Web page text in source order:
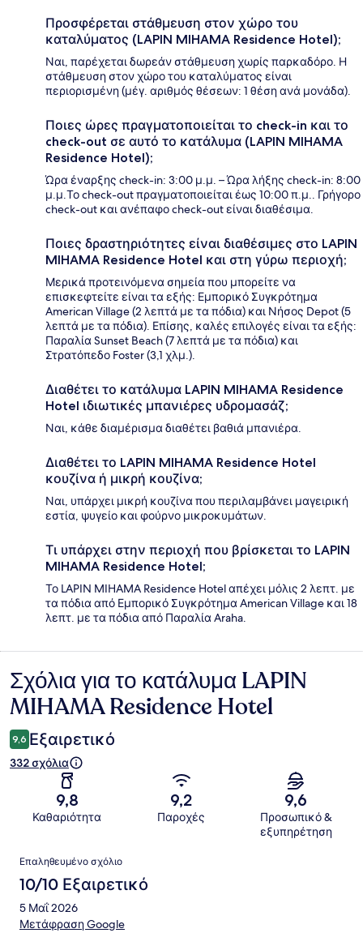
Προσφέρεται στάθμευση στον χώρο του
καταλύματος (LAPIN MIHAMA Residence Hotel);
Ναι, παρέχεται δωρεάν στάθμευση χωρίς παρκαδόρο. Η
στάθμευση στον χώρο του καταλύματος είναι
περιορισμένη (μέγ. αριθμός θέσεων: 1 θέση ανά μονάδα).
Ποιες ώρες πραγματοποιείται το check-in και το
check-out σε αυτό το κατάλυμα (LAPIN MIHAMA
Residence Hotel);
Ώρα έναρξης check-in: 3:00 μ.μ. – Ώρα λήξης check-in: 8:00
μ.μ.Το check-out πραγματοποιείται έως 10:00 π.μ.. Γρήγορο
check-out και ανέπαφο check-out είναι διαθέσιμα.
Ποιες δραστηριότητες είναι διαθέσιμες στο LAPIN
MIHAMA Residence Hotel και στη γύρω περιοχή;
Μερικά προτεινόμενα σημεία που μπορείτε να
επισκεφτείτε είναι τα εξής: Εμπορικό Συγκρότημα
American Village (2 λεπτά με τα πόδια) και Νήσος Depot (5
λεπτά με τα πόδια). Επίσης, καλές επιλογές είναι τα εξής:
Παραλία Sunset Beach (7 λεπτά με τα πόδια) και
Στρατόπεδο Foster (3,1 χλμ.).
Διαθέτει το κατάλυμα LAPIN MIHAMA Residence
Hotel ιδιωτικές μπανιέρες υδρομασάζ;
Ναι, κάθε διαμέρισμα διαθέτει βαθιά μπανιέρα.
Διαθέτει το LAPIN MIHAMA Residence Hotel
κουζίνα ή μικρή κουζίνα;
Ναι, υπάρχει μικρή κουζίνα που περιλαμβάνει μαγειρική
εστία, ψυγείο και φούρνο μικροκυμάτων.
Τι υπάρχει στην περιοχή που βρίσκεται το LAPIN
MIHAMA Residence Hotel;
Το LAPIN MIHAMA Residence Hotel απέχει μόλις 2 λεπτ. με
τα πόδια από Εμπορικό Συγκρότημα American Village και 18
λεπτ. με τα πόδια από Παραλία Araha.
Σχόλια
Σχόλια για το κατάλυμα LAPIN
MIHAMA Residence Hotel
9,6 Εξαιρετικό
332 σχόλια
9,8
Καθαριότητα
9,2
Παροχές
9,6
Προσωπικό &
εξυπηρέτηση
Σχόλια
Επαληθευμένο σχόλιο
10/10 Εξαιρετικό
5 Μαΐ 2026
Μετάφραση Google